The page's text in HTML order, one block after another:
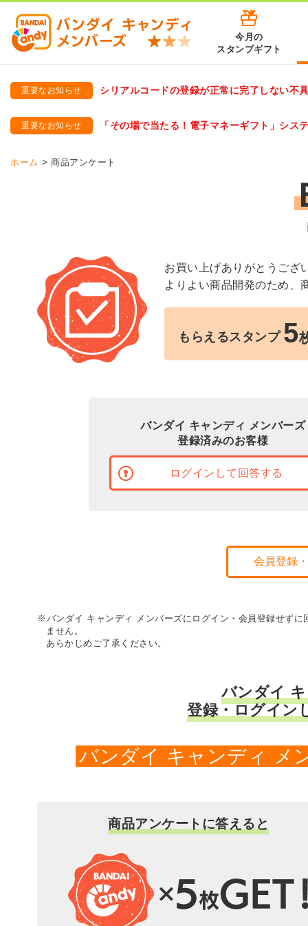
今月の
スタンプギフト
重要なお知らせ
シリアルコードの登録が正常に完了しない不
重要なお知らせ
「その場で当たる！電子マネーギフト」シス
ホーム 商品アンケート
お買い上げありがとうござ
よりよい商品開発のため、
もらえるスタンプ 5
バンダイ キャンディ メンバーズ
登録済みのお客様
ログインして回答する
会員登録
※バンダイ キャンディ メンバーズにログイン・会員登録せず
ません。
あらかじめご了承ください。
バンダイ
登録・ログイン
バンダイ キャンディ メ
商品アンケートに答えると